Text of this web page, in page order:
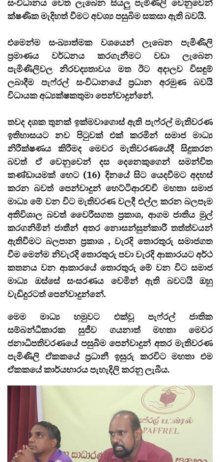
සංවිධානය වෙත ලැබෙන සියලු පැමිණිලි වෙනුවෙන්
ක්ෂණික මැදිහත් වීමට අවශ්‍ය පසුබිම සකසා ඇති බවයි.
එමෙන්ම සංඛ්‍යාත්මක වශයෙන් ලැබෙන පැමිණිලි
ප්‍රමාණය වර්ධනය කරගැනීමට වඩා ලැබෙන
පැමිණිලිවල නිරවද්‍යතාවය මත ඊට අදාලව විසඳුම්
ලබාදීම පැෆ්රල් සංවිධානයේ ප්‍රධාන අරමුණ බවයි
විධායක අධ්‍යක්ෂකතුමා පෙන්වාදුන්නේ.
තවද දශක තුනක් ඉක්මවාගොස් ඇති පැෆ්රල් මැතිවරණ
ඉතිහාසයට නව පිටුවක් එක් කරමින් සමාජ මාධ්‍ය
නිරීක්ෂණය කිරීමද මෙවර මැතිවරණයේදී සිදුකරන
බවත් ඒ වෙනුවෙන් දස දෙනෙකුගෙන් සමන්විත
කණ්ඩායමක් හෙට (16) දිනයේ සිට යෙදවීමට අදහස්
කරන බවත් පෙන්වාදුන් හෙට්ටිආරච්චි මහතා සමාජ
මාධ්‍ය මේ වන විට මැතිවරණ වලදී එල්ල කරන බලපෑම
අතිවිශාල බවත් වෛරීසගත ප්‍රකාශ, ආගම ජාතිය මුල්
කරගනිමින් ජාතීන් අතර නොසන්සුන්කාරී තත්ත්වයන්
ඇතිවීමට බලපාන ප්‍රකාශ , වැරදි තොරතුරු සමාජගත
වීම මෙන්ම නිවැරදි තොරතුරු පවා වැරදි ආකාරයට අර්ථ
කතනය වන ආකාරයේ තොරතුරු මේ වන විට සමාජ
මාධ්‍ය ඔස්සේ සංසරණය වෙමින් ඇති බවටයි ඔහු
වැඩිදුරටත් පෙන්වාදුන්නේ.
මෙම මාධ්‍ය හමුවට එක්වූ පැෆ්රල් ජාතික
සම්බන්ධීකාරක සුජීව ගයනාත් මහතා මෙවර
ජනාධිපතිවරණයේ පසුබිම පෙන්වාදුන් අතර මැතිවරණ
පැමිණිලි ඒකකයේ ප්‍රධානී ඉසුරු කරවිට මහතා එම
ඒකකයේ කාර්යභාරය පැහැදිලි කරනු ලැබීය.